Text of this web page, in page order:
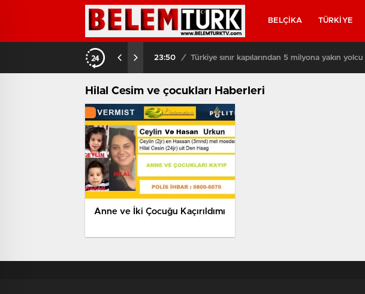
BELÇIKA TÜRKIYE
23:50 / Türkiye sınır kapılarından 5 milyona yakın yolcu geçiş yaptı
Hilal Cesim ve çocukları Haberleri
Anne ve İki Çocuğu Kaçırıldımı